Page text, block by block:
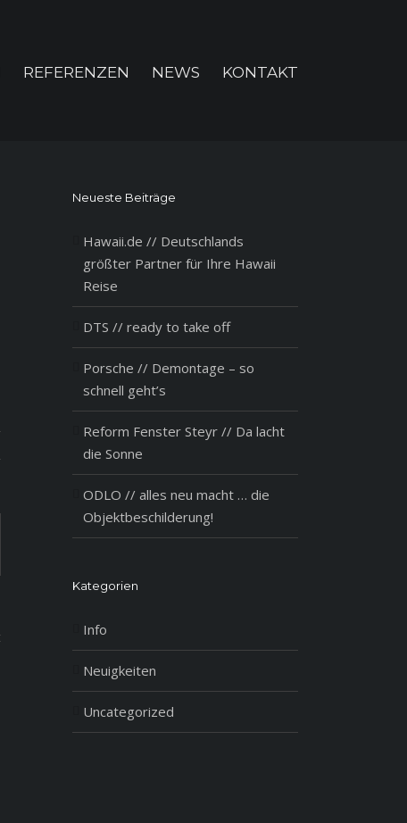
REFERENZEN NEWS KONTAKT
Neueste Beiträge
Hawaii.de // Deutschlands
größter Partner für Ihre Hawaii
Reise
DTS // ready to take off
Porsche // Demontage – so
schnell geht’s
Reform Fenster Steyr // Da lacht
die Sonne
ODLO // alles neu macht … die
Objektbeschilderung!
Kategorien
Info
Neuigkeiten
Uncategorized